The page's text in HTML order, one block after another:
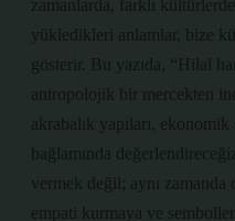
zamanlarda, farklı
yükledikleri anlamlar, bize
gösterir. Bu yazıda, “Hilal
antropolojik bir mercekten
akrabalık yapıları,
bağlamında
vermek değil; aynı
empati kurmaya ve